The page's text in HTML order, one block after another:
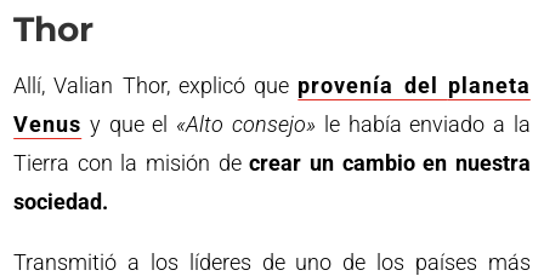
Thor
Allí, Valian Thor, explicó que provenía del planeta
Venus y que el «Alto consejo» le había enviado a la
Tierra con la misión decrear un cambio en nuestra
sociedad.
Transmitió a los líderes de uno de los países más